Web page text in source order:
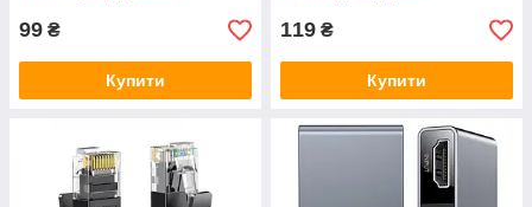
99 ₴
Купити
119 ₴
Купити